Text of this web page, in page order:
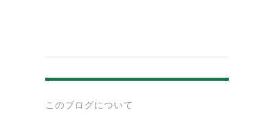
このブログについて